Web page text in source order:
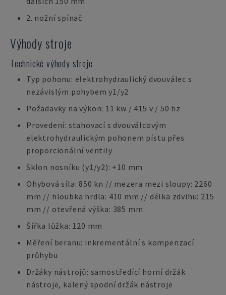
2. nožní spínač
Výhody stroje
Technické výhody stroje
Typ pohonu: elektrohydraulický dvouválec s
nezávislým pohybem y1/y2
Požadavky na výkon: 11 kw / 415 v / 50 hz
Provedení: stahovací s dvouválcovým
elektrohydraulickým pohonem pístu přes
proporcionální ventily
Sklon nosníku (y1/y2): +10 mm
Ohybová síla: 850 kn // mezera mezi sloupy: 2260
mm // hloubka hrdla: 410 mm // délka zdvihu: 215
mm // otevřená výška: 385 mm
Šířka lůžka: 120 mm
Měření beranu: inkrementální s kompenzací
průhybu
Držáky nástrojů: samostředící horní držák
nástroje, kalený spodní držák nástroje